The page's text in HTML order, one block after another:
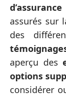
assurés sur
des
aperçu des
options
considérer